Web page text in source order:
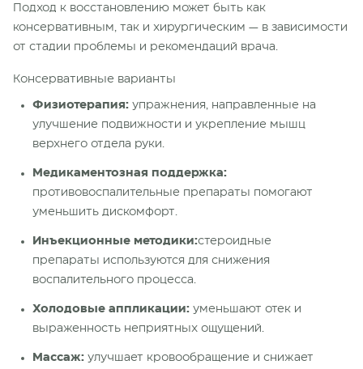
Подход к восстановлению может быть как
консервативным, так и хирургическим — в зависимости
от стадии проблемы и рекомендаций врача.
Консервативные варианты
Физиотерапия: упражнения, направленные на
улучшение подвижности и укрепление мышц
верхнего отдела руки.
Медикаментозная поддержка:
противовоспалительные препараты помогают
уменьшить дискомфорт.
Инъекционные методики:стероидные
препараты используются для снижения
воспалительного процесса.
Холодовые аппликации: уменьшают отек и
выраженность неприятных ощущений.
Массаж: улучшает кровообращение и снижает